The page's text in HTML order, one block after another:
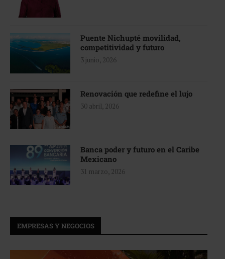
Puente Nichupté movilidad,
competitividad y futuro
3 junio, 2026
Renovación que redefine el lujo
30 abril, 2026
Banca poder y futuro en el Caribe
Mexicano
31 marzo, 2026
EMPRESAS Y NEGOCIOS